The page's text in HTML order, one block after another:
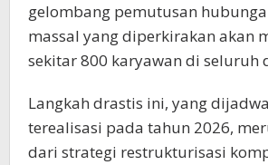
gelombang pemutusan
massal yang diperkirakan akan
sekitar 800 karyawan di seluruh
Langkah drastis ini, yang
terealisasi pada tahun 2026,
dari strategi restrukturisasi